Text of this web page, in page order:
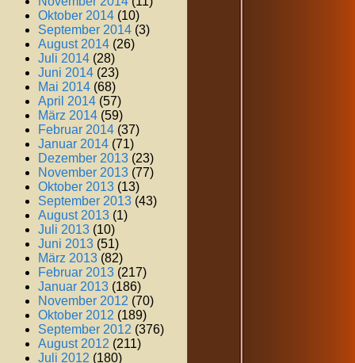
Oktober 2014 (10)
September 2014 (3)
August 2014 (26)
Juli 2014 (28)
Juni 2014 (23)
Mai 2014 (68)
April 2014 (57)
März 2014 (59)
Februar 2014 (37)
Januar 2014 (71)
Dezember 2013 (23)
November 2013 (77)
Oktober 2013 (13)
September 2013 (43)
August 2013 (1)
Juli 2013 (10)
Juni 2013 (51)
März 2013 (82)
Februar 2013 (217)
Januar 2013 (186)
November 2012 (70)
Oktober 2012 (189)
September 2012 (376)
August 2012 (211)
Juli 2012 (180)